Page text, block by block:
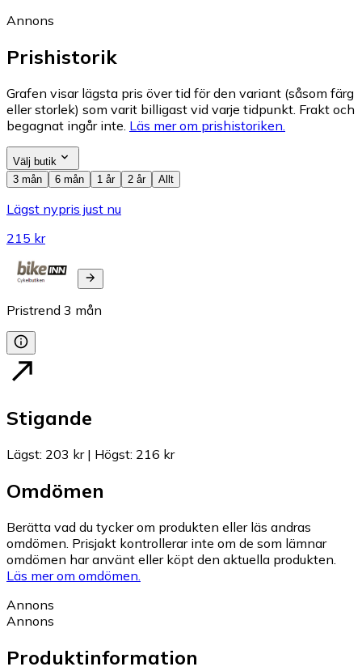
Annons
Prishistorik
Grafen visar lägsta pris över tid för den variant (såsom färg
eller storlek) som varit billigast vid varje tidpunkt. Frakt och
begagnat ingår inte. Läs mer om prishistoriken.
Välj butik
3 mån
6 mån 1 år 2 år Allt
Lägst nypris just nu
215 kr
Pristrend 3 mån
Stigande
Lägst: 203 kr| Högst: 216 kr
Omdömen
Berätta vad du tycker om produkten eller läs andras
omdömen. Prisjakt kontrollerar inte om de som lämnar
omdömen har använt eller köpt den aktuella produkten.
Läs mer om omdömen.
Annons
Annons
Produktinformation